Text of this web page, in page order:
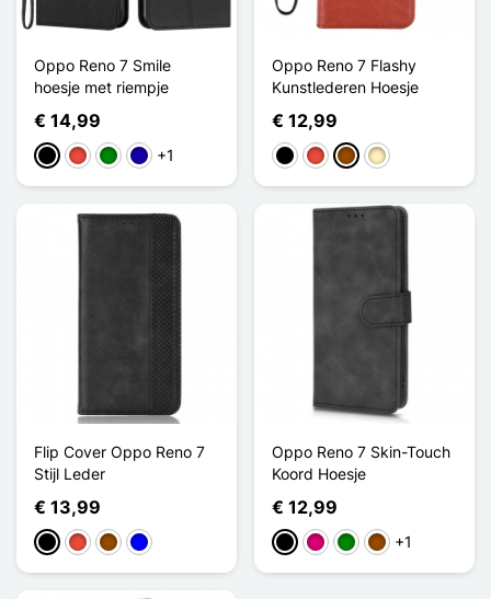
Oppo Reno 7 Smile
hoesje met riempje
€ 14,99
ZwartRoodGroenDonkerblauw
+1
Oppo Reno 7 Flashy
Kunstlederen Hoesje
€ 12,99
ZwartRoodBruinGolden
Flip Cover Oppo Reno 7
Stijl Leder
€ 13,99
ZwartRoodBruinBlauw
Oppo Reno 7 Skin-Touch
Koord Hoesje
€ 12,99
ZwartMagenta
GroenBruin+1